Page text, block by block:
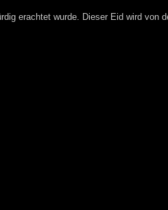
erachtet wurde. Dieser Eid wird von